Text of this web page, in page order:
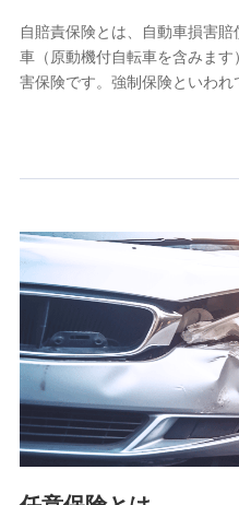
業務の委託
当社は利用目的の達成に必要
【共同して利用される利用
当社又は株式会社NTTドコモ
した、以下の情報などの個
基本情報
氏名、電話番号、メール
属性、連絡先、dポイント
報。例として、dポイン
構成、住所、dポイント
含まれます。
自賠責保険とは、自動車損害
車（原動機付自転車を含みま
害保険です。強制保険といわ